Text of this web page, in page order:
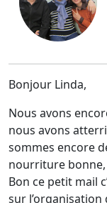
Bonjour Linda,
Nous avons
nous avons
sommes encore
nourriture bonne,
Bon ce petit mail
sur l’organisation